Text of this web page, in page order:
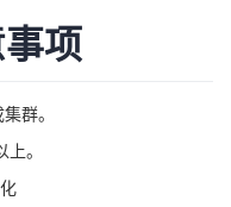
项
群。
。